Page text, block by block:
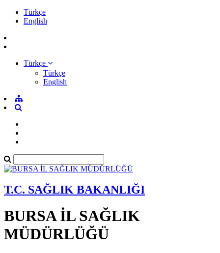
Türkçe
English
Türkçe
Türkçe
English
T.C. SAĞLIK BAKANLIĞI
BURSA İL SAĞLIK
MÜDÜRLÜĞÜ